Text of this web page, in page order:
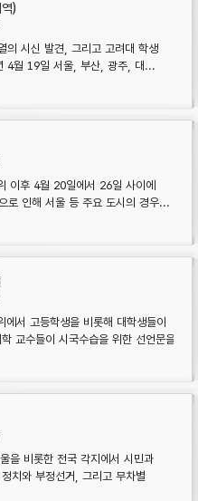
)
의 시신 발견, 그리고 고려대 학생
4월 19일 서울, 부산, 광주, 대...
이후 4월 20일에서 26일 사이에
로 인해 서울 등 주요 도시의 경우...
서 고등학생을 비롯해 대학생들이
교수들이 시국수습을 위한 선언문을
을 비롯한 전국 각지에서 시민과
치와 부정선거, 그리고 무차별